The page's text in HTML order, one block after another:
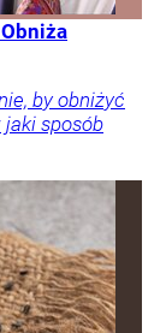
by obniżyć
sposób